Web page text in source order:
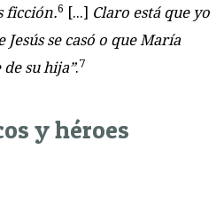
ficción.6 [...] Claro está que yo
Jesús se casó o que María
su hija”.7
y héroes